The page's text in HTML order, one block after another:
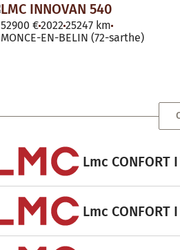
LMC INNOVAN 540
52900 €2022 25247 km
MONCE-EN-BELIN (72-sarthe)
Lmc CONFORT
Lmc CONFORT